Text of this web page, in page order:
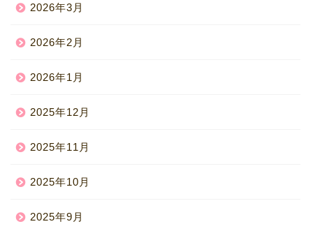
2026年3月
2026年2月
2026年1月
2025年12月
2025年11月
2025年10月
2025年9月